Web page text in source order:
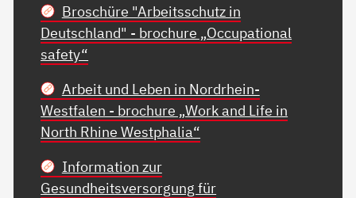
Broschüre "Arbeitsschutz in
Deutschland" - brochure „Occupational
safety“
Arbeit und Leben in Nordrhein-
Westfalen - brochure „Work and Life in
North Rhine Westphalia“
Information zur
Gesundheitsversorgung für